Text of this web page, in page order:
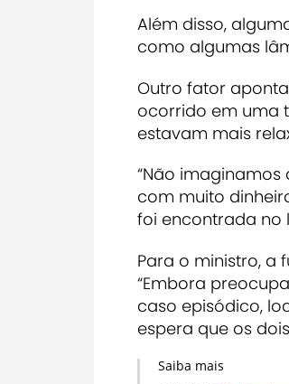
Além disso,
como algumas
Outro fator
ocorrido em uma
estavam mais
“Não
com muito
foi encontrada no
Para o ministro, a
“Embora
caso episódico,
espera que os
Saiba mais